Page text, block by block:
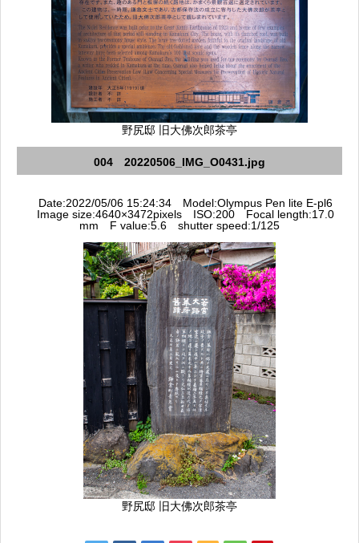
野尻邸 旧大佛次郎茶亭
004 20220506_IMG_O0431.jpg
Date:2022/05/06 15:24:34 Model:Olympus Pen lite E-pl6
Image size:4640×3472pixels ISO:200 Focal length:17.0
mm F value:5.6 shutter speed:1/125
野尻邸 旧大佛次郎茶亭